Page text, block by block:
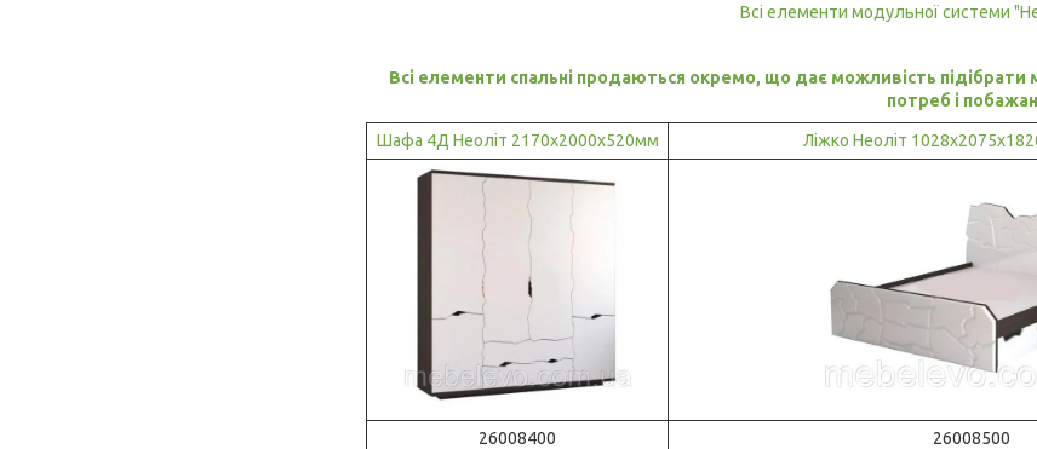
Всі елементи модульної системи
Всі елементи спальні продаються окремо, що дає можливість
потреб і
Шафа 4Д Неоліт 2170х2000х520мм Ліжко Неоліт
26008400 26008500